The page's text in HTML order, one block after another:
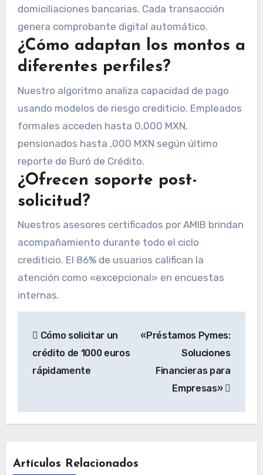
domiciliaciones bancarias. Cada transacción
genera comprobante digital automático.
¿Cómo adaptan los montos a
diferentes perfiles?
Nuestro algoritmo analiza capacidad de pago
usando modelos de riesgo crediticio. Empleados
formales acceden hasta 0,000 MXN,
pensionados hasta ,000 MXN según último
reporte de Buró de Crédito.
¿Ofrecen soporte post-
solicitud?
Nuestros asesores certificados por AMIB brindan
acompañamiento durante todo el ciclo
crediticio. El 86% de usuarios califican la
atención como «excepcional» en encuestas
internas.
de
entradas
Cómo solicitar un
crédito de 1000 euros
rápidamente
«Préstamos Pymes:
Soluciones
Financieras para
Empresas»
Artículos Relacionados